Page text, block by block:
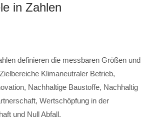
in Zahlen
definieren die messbaren Größen und
Klimaneutraler Betrieb,
Nachhaltige Baustoffe, Nachhaltig
Wertschöpfung in der
und Null Abfall.